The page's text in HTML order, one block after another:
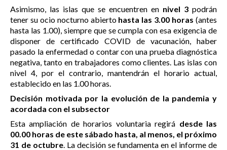
Asimismo, las islas que se encuentren en nivel 3 podrán
tener su ocio nocturno abiertohasta las 3.00 horas (antes
hasta las 1.00), siempre que se cumpla con esa exigencia de
disponer de certificado COVID de vacunación, haber
pasado la enfermedad o contar con una prueba diagnóstica
negativa, tanto en trabajadores como clientes. Las islas con
nivel 4, por el contrario, mantendrán el horario actual,
establecido en las 1.00 horas.
Decisión motivada por la evolución de la pandemia y
acordada con el subsector
Esta ampliación de horarios voluntaria regirá desde las
00.00 horas de este sábado hasta, al menos, el próximo
31 de octubre. La decisión se fundamenta en el informe de